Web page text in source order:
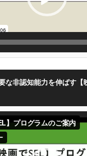
な非認知能力を伸ばす【